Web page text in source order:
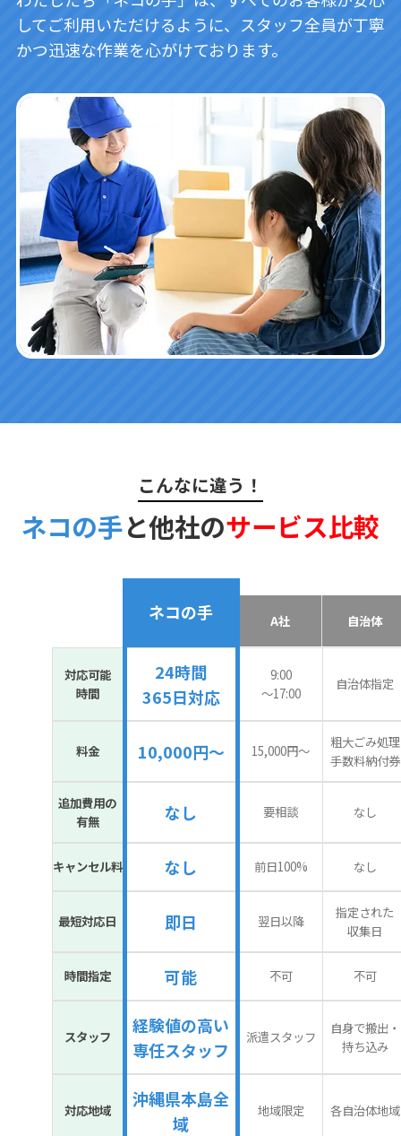
してご利用いただけるように、スタッフ全員が丁寧
かつ迅速な作業を心がけております。
こんなに違う！
ネコの手と他社のサービス比較
ネコの手 A社 自治体
対応可能
時間
24時間
365日対応
9:00
〜17:00
自治体指定
料金 10,000円～ 15,000円〜
粗大ごみ処理
手数料納付券
追加費用の
有無
なし 要相談 なし
キャンセル料 なし 前日100% なし
最短対応日 即日 翌日以降
指定された
収集日
時間指定 可能 不可 不可
スタッフ
経験値の高い
専任スタッフ
派遣スタッフ
自身で搬出・
持ち込み
対応地域
沖縄県本島全
域
地域限定 各自治体地域